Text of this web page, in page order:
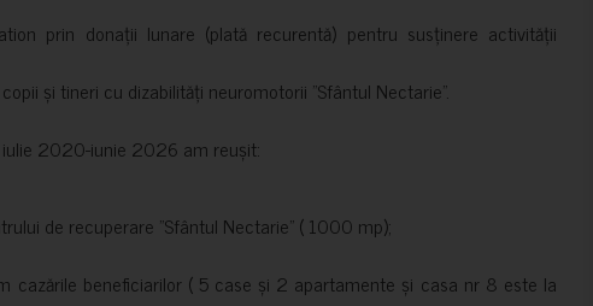
prin donații lunare (plată recurentă) pentru susținere activității
și tineri cu dizabilități neuromotorii ”Sfântul Nectarie”.
iulie 2020-iunie 2026 am reușit:
de recuperare ”Sfântul Nectarie” ( 1000 mp);
cazările beneficiarilor ( 5 case și 2 apartamente și casa nr 8 este la